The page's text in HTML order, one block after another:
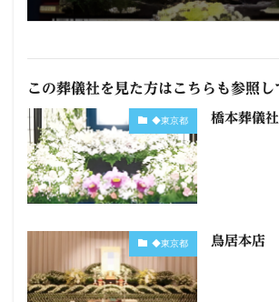
この葬儀社を見た方はこちらも参照し
◆東京都 橋本葬儀社
◆東京都 鳥居本店